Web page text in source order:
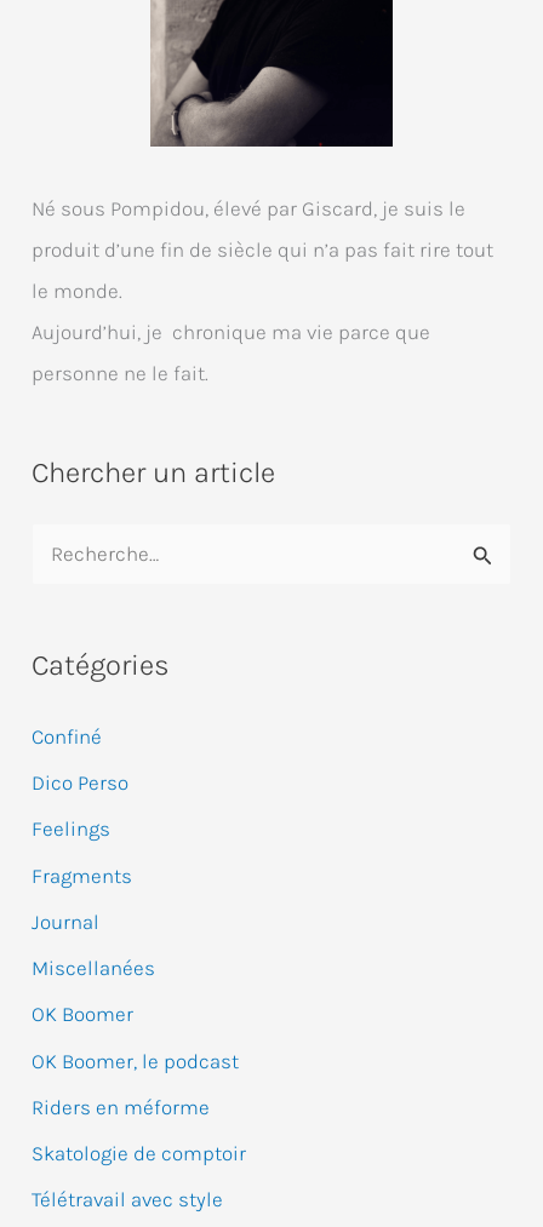
Né sous Pompidou, élevé par Giscard, je suis le
produit d’une fin de siècle qui n’a pas fait rire tout
le monde.
Aujourd’hui, je chronique ma vie parce que
personne ne le fait.
Chercher un article
h
r
c
h
e
r
Catégories
Confiné
Dico Perso
Feelings
Fragments
Journal
Miscellanées
OK Boomer
OK Boomer, le podcast
Riders en méforme
Skatologie de comptoir
Télétravail avec style